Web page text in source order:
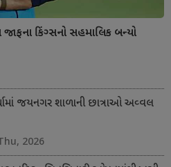
જાફના કિંગ્સનો સહમાલિક બન્યો
જયનગર શાળાની છાત્રાઓ અવ્વલ
2026